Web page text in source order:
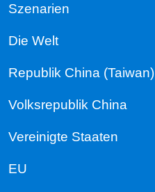
Szenarien
Die Welt
Republik China (Taiwan)
Volksrepublik China
Vereinigte Staaten
EU